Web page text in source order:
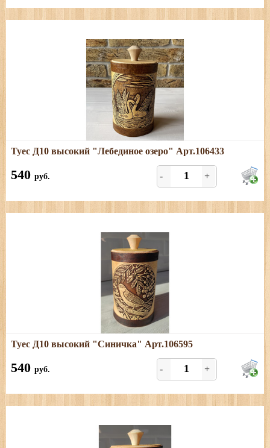
Подробнее
Размеры: высота (с хватком) - 18 см; диаметр - 10,5;
объем - 1,1л
Туес Д10 высокий "Лебединое озеро" Арт.106433
540 руб. - +
Подробнее
Размеры: высота (с хватком) - 18 см; диаметр - 10,5;
объем - 1,1 л
Туес Д10 высокий "Синичка" Арт.106595
540 руб. - +